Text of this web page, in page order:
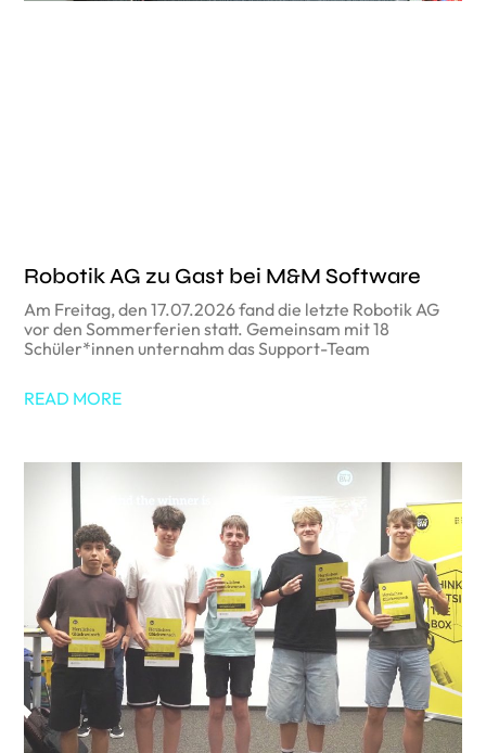
Robotik AG zu Gast bei M&M Software
Am Freitag, den 17.07.2026 fand die letzte Robotik AG
vor den Sommerferien statt. Gemeinsam mit 18
Schüler*innen unternahm das Support-Team
READ MORE